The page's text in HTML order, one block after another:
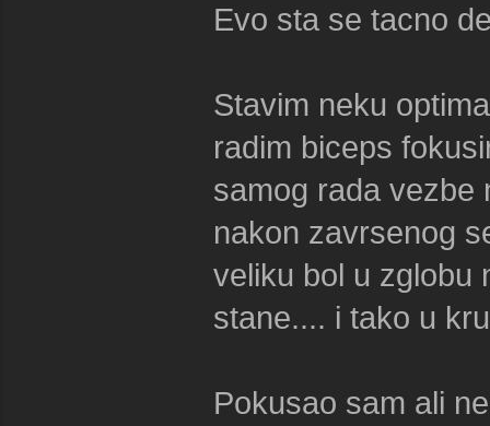
Evo sta se tacno
Stavim neku
radim biceps
samog rada vezbe
nakon zavrsenog
veliku bol u zglobu
stane.... i tako u
Pokusao sam ali